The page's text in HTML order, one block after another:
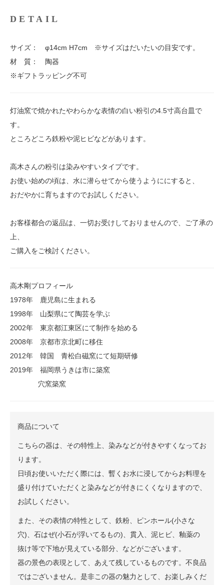
DETAIL
サイズ： φ14cm H7cm ※サイズはだいたいの目安です。
材 質： 陶器
※ギフトラッピング不可
灯油窯で焼かれたやわらかな表情の白い粉引の4.5寸高台皿で
す。
ところどころ鉄粉や泥ヒビなどがあります。
高木さんの粉引は染みやすいタイプです。
お使い始めの頃は、水に潜らせてから使うようににすると、
おだやかに育ちますのでお試しください。
お客様都合の返品は、一切お受けしておりませんので、ご了承の
上、
ご購入をご検討ください。
高木剛プロフィール
1978年 鹿児島に生まれる
1998年 山梨県にて陶芸を学ぶ
2002年 東京都江東区にて制作を始める
2008年 京都市京北町に移住
2012年 韓国 青松白磁窯にて短期研修
2019年 福岡県うきは市に築窯
穴窯築窯
商品について
こちらの器は、その特性上、染みなどが付きやすくなってお
ります。
日頃お使いいただく際には、暫くお水に浸してからお料理を
盛り付けていただくと染みなどが付きにくくなりますので、
お試しください。
また、その表情の特性として、鉄粉、ピンホール(小さな
穴)、石はぜ(小石が浮いてるもの)、貫入、泥ヒビ、釉薬の
抜け等で下地が見えている部分、などがございます。
器の景色の表現として、あえて残しているものです。不良品
ではございません。是非この器の魅力として、お楽しみくだ